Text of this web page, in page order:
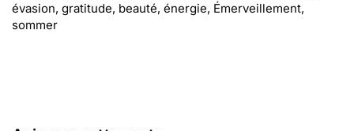
évasion, gratitude, beauté, énergie, Émerveillement,
sommer